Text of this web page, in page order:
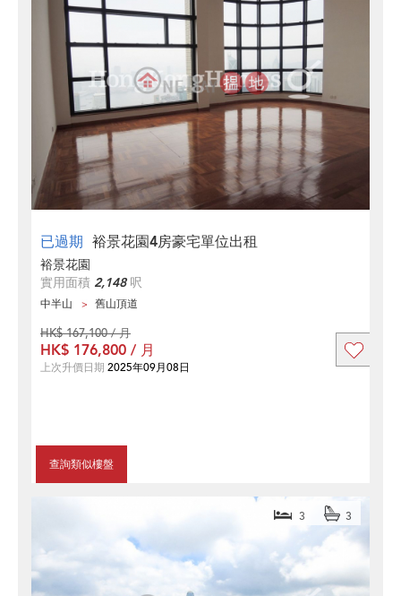
已過期 裕景花園4房豪宅單位出租
裕景花園
實用面積 2,148呎
中半山 舊山頂道
查詢類似樓盤
HK$ 167,100 / 月
HK$ 176,800 / 月
上次升價日期 2025年09月08日
3 3